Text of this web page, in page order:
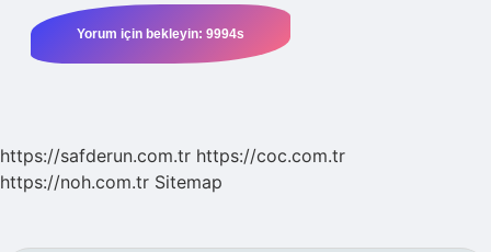
https://safderun.com.tr https://coc.com.tr
https://noh.com.tr Sitemap